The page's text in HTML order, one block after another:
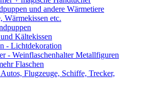
und andere Wärmetiere
Wärmekissen etc.
Kältekissen
- Lichtdekoration
- Weinflaschenhalter Metallfiguren
Flaschen
Flugzeuge, Schiffe, Trecker,